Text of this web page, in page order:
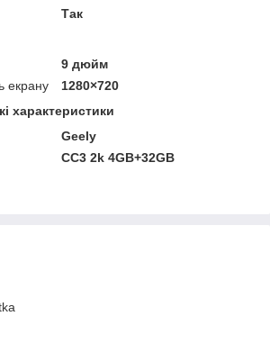
Так
9 дюйм
екрану
1280×720
характеристики
Geely
CC3 2k 4GB+32GB